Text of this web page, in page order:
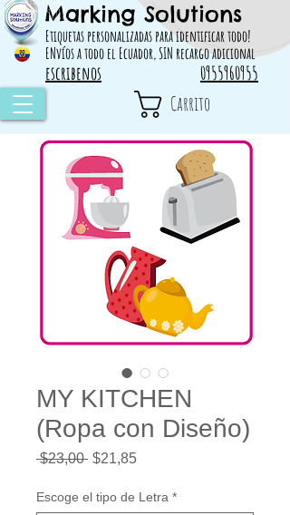
Marking Solutions
Etiquetas personalizadas para identificar todo!
ENvíos a todo el Ecuador, SIN recargo adicional
314828 498717
escribenos 0955960955
Carrito
MY KITCHEN
(Ropa con Diseño)
$23,00 Precio
$21,85Precio
oferta
Escoge el tipo de Letra *